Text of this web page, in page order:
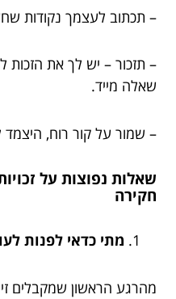
– תכתוב לעצמך נקודות
– תזכור – יש לך את הזכות
שאלה מייד.
– שמור על קור רוח, היצמד
שאלות נפוצות על
חקירה
מתי כדאי לפנות
מהרגע הראשון שמקבלים